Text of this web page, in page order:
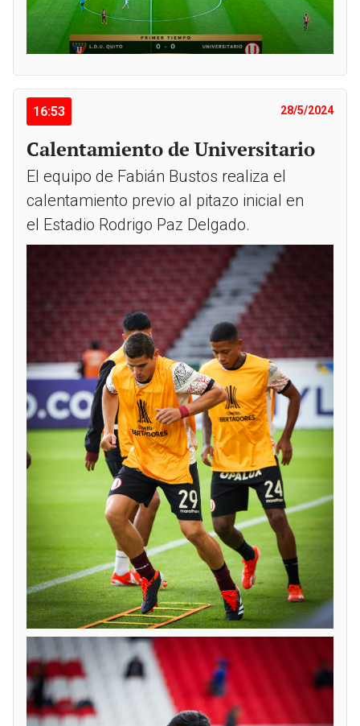
16:53 28/5/2024
Calentamiento de Universitario
El equipo de Fabián Bustos realiza el
calentamiento previo al pitazo inicial en
el Estadio Rodrigo Paz Delgado.